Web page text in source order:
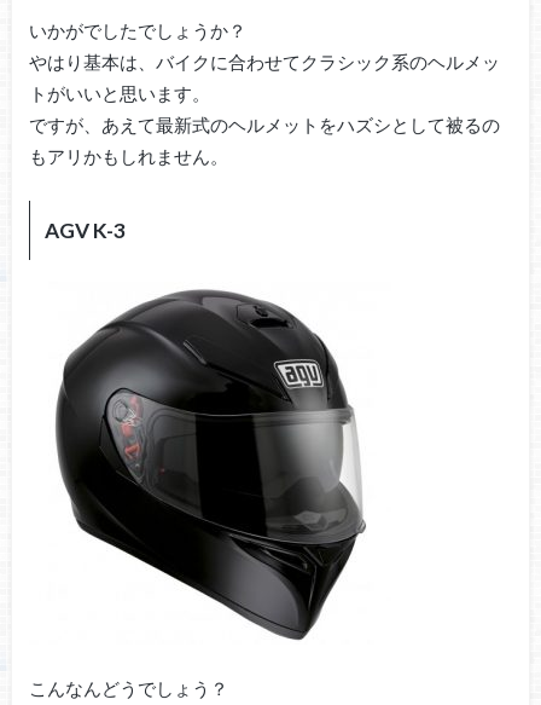
いかがでしたでしょうか？
やはり基本は、バイクに合わせてクラシック系のヘルメッ
トがいいと思います。
ですが、あえて最新式のヘルメットをハズシとして被るの
もアリかもしれません。
AGV K-3
こんなんどうでしょう？